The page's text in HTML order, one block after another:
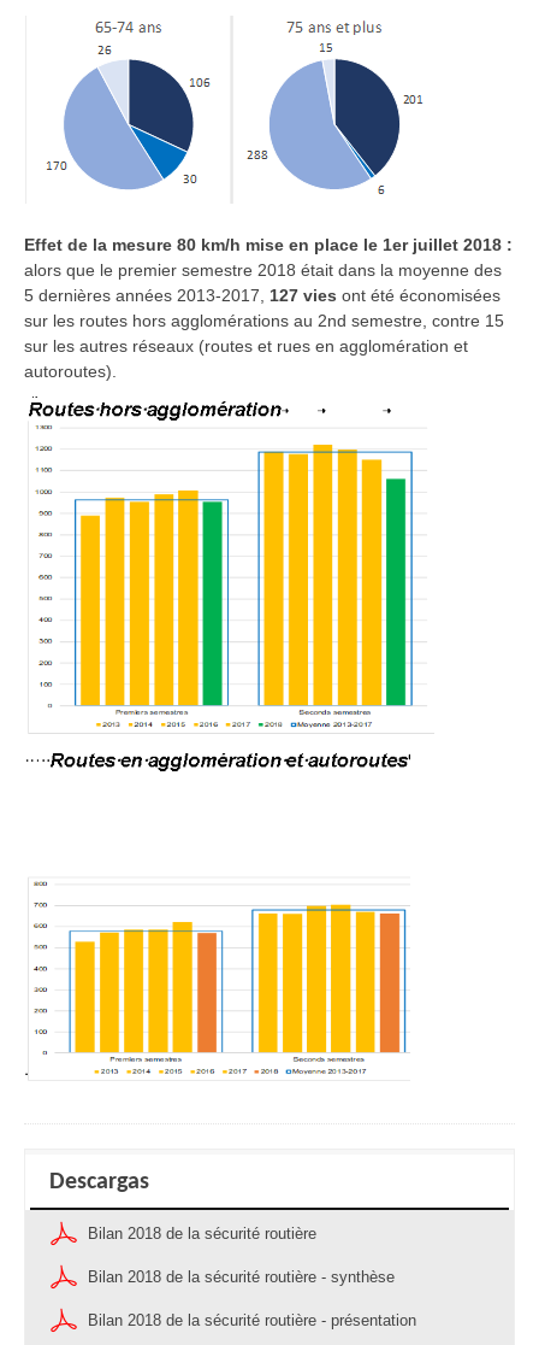
Effet de la mesure 80 km/h mise en place le 1er juillet 2018 :
alors que le premier semestre 2018 était dans la moyenne des
5 dernières années 2013-2017, 127 vies ont été économisées
sur les routes hors agglomérations au 2nd semestre, contre 15
sur les autres réseaux (routes et rues en agglomération et
autoroutes).
Descargas
Bilan 2018 de la sécurité routière
Bilan 2018 de la sécurité routière - synthèse
Bilan 2018 de la sécurité routière - présentation